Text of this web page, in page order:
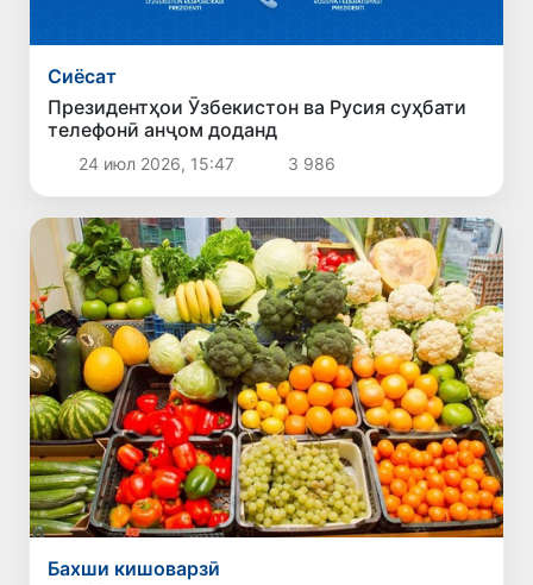
Сиёсат
Президентҳои Ӯзбекистон ва Русия суҳбати
телефонӣ анҷом доданд
24 июл 2026, 15:47 3 986
Бахши кишоварзӣ